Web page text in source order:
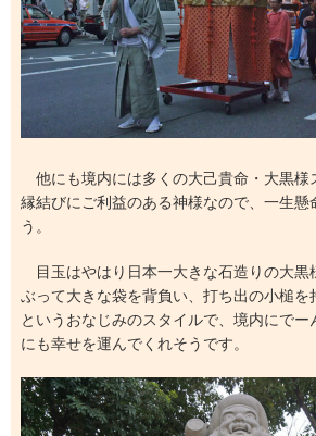
他にも境内には多くの大己貴命・大黒様
縁結びにご利益のある神様なので、一生懸
う。
目玉はやはり日本一大きな石造りの大黒
ぶって大きな袋を背負い、打ち出の小槌を
というおなじみのスタイルで、境内にで
にも幸せを運んでくれそうです。